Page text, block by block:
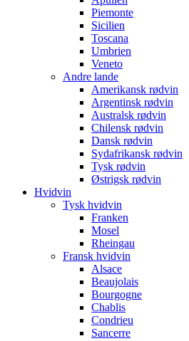
Piemonte
Sicilien
Toscana
Umbrien
Veneto
Andre lande
Amerikansk rødvin
Argentinsk rødvin
Australsk rødvin
Chilensk rødvin
Dansk rødvin
Sydafrikansk rødvin
Tysk rødvin
Østrigsk rødvin
Hvidvin
Tysk hvidvin
Franken
Mosel
Rheingau
Fransk hvidvin
Alsace
Beaujolais
Bourgogne
Chablis
Condrieu
Sancerre